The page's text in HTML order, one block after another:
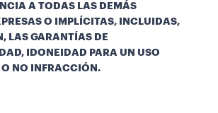
A TODAS LAS DEMÁS
O IMPLÍCITAS, INCLUIDAS,
LAS GARANTÍAS DE
IDONEIDAD PARA UN USO
O NO INFRACCIÓN.